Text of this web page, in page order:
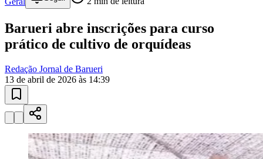
Juventude
10 anos de JBnovo portalconfira as novidades
Esportes ao Vivo
atualizadas
Paulistão, Brasileirão, Champions League e mais. Placar em tempo
real, classificação e notícias esportivas.